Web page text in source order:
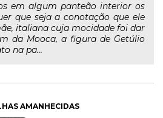
em algum panteão interior os
que seja a conotação que ele
italiana cuja mocidade foi dar
da Mooca, a figura de Getúlio
na pa...
AMANHECIDAS